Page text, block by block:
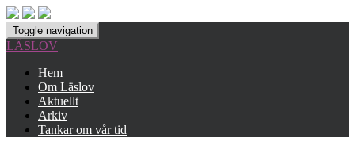
Toggle navigation
LÄSLOV
Hem
Om Läslov
Aktuellt
Arkiv
Tankar om vår tid